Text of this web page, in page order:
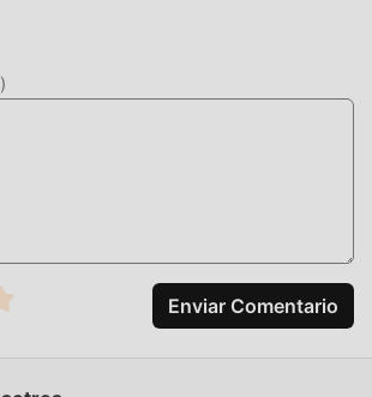
el estilo original de action ,
la experiencia sensorial del usuario, y
diferentes de teléfonos móviles apk con
de action requiere que los usuarios
para acumular su
)
Enviar Comentario